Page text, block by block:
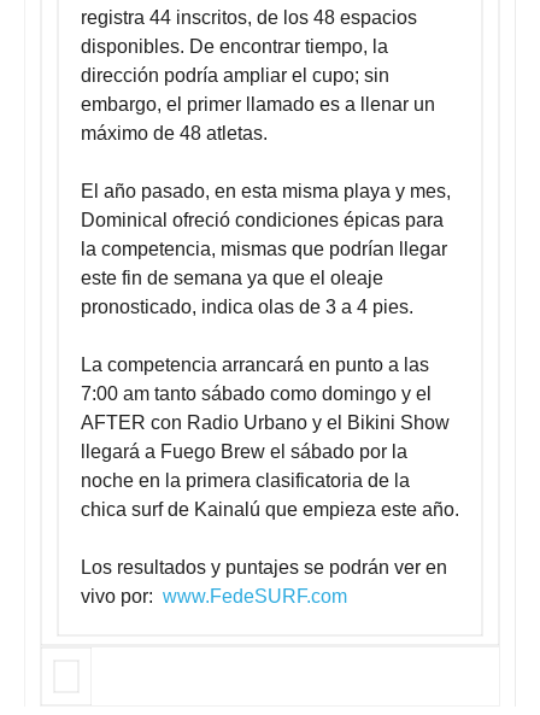
registra 44 inscritos, de los 48 espacios
disponibles. De encontrar tiempo, la
dirección podría ampliar el cupo; sin
embargo, el primer llamado es a llenar un
máximo de 48 atletas.
El año pasado, en esta misma playa y mes,
Dominical ofreció condiciones épicas para
la competencia, mismas que podrían llegar
este fin de semana ya que el oleaje
pronosticado, indica olas de 3 a 4 pies.
La competencia arrancará en punto a las
7:00 am tanto sábado como domingo y el
AFTER con Radio Urbano y el Bikini Show
llegará a Fuego Brew el sábado por la
noche en la primera clasificatoria de la
chica surf de Kainalú que empieza este año.
Los resultados y puntajes se podrán ver en
vivo por: www.FedeSURF.com